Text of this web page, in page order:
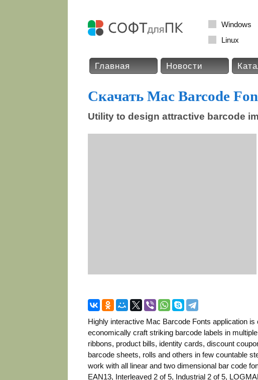
Windows
Linux
Главная Новости
Скачать Mac Barcode
Utility to design attractive barcode
Highly interactive Mac Barcode Fonts application
economically craft striking barcode labels in
ribbons, product bills, identity cards, discount
barcode sheets, rolls and others in few countable
work with all linear and two dimensional bar code
EAN13, Interleaved 2 of 5, Industrial 2 of 5,